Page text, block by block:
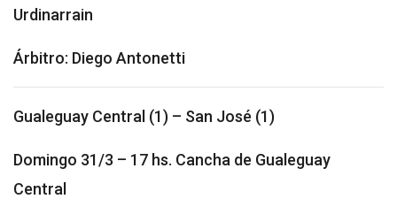
Urdinarrain
Árbitro: Diego Antonetti
Gualeguay Central (1) – San José (1)
Domingo 31/3 – 17 hs. Cancha de Gualeguay
Central